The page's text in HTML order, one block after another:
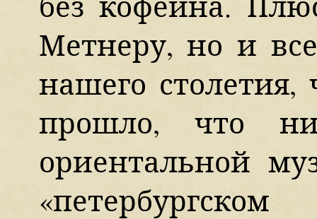
Метнеру, но и
нашего столетия,
прошло, что
ориентальной